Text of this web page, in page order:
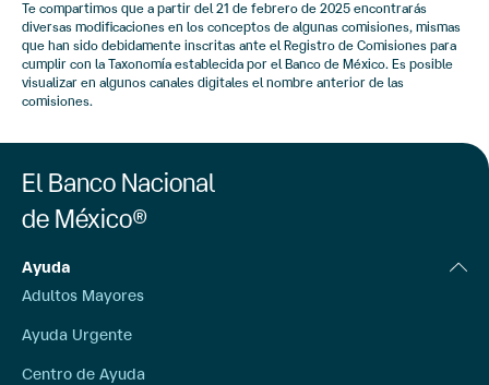
Te compartimos que a partir del 21 de febrero de 2025 encontrarás
diversas modificaciones en los conceptos de algunas comisiones, mismas
que han sido debidamente inscritas ante el Registro de Comisiones para
cumplir con la Taxonomía establecida por el Banco de México. Es posible
visualizar en algunos canales digitales el nombre anterior de las
comisiones.
El Banco Nacional
de México®
Ayuda
Adultos Mayores
Ayuda Urgente
Centro de Ayuda